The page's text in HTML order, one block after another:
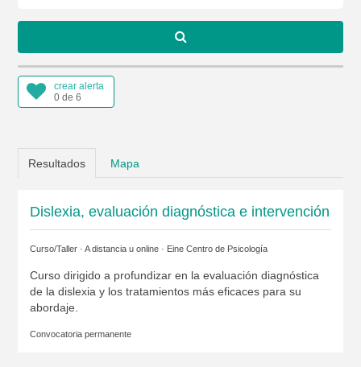
crear alerta
0 de 6
Resultados Mapa
Dislexia, evaluación diagnóstica e intervención
Curso/Taller · A distancia u online · Eine Centro de Psicología
Curso dirigido a profundizar en la evaluación diagnóstica
de la dislexia y los tratamientos más eficaces para su
abordaje.
Convocatoria permanente